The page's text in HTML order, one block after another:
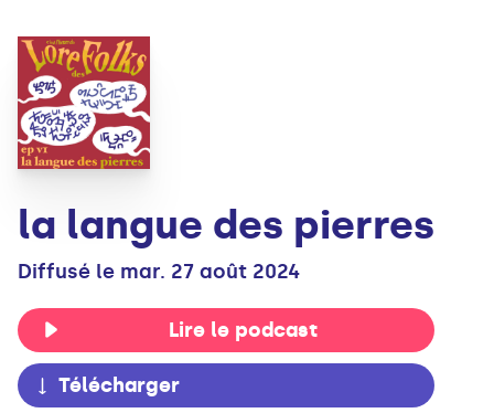
la langue des pierres
Diffusé le mar. 27 août 2024
Lire le podcast
Télécharger